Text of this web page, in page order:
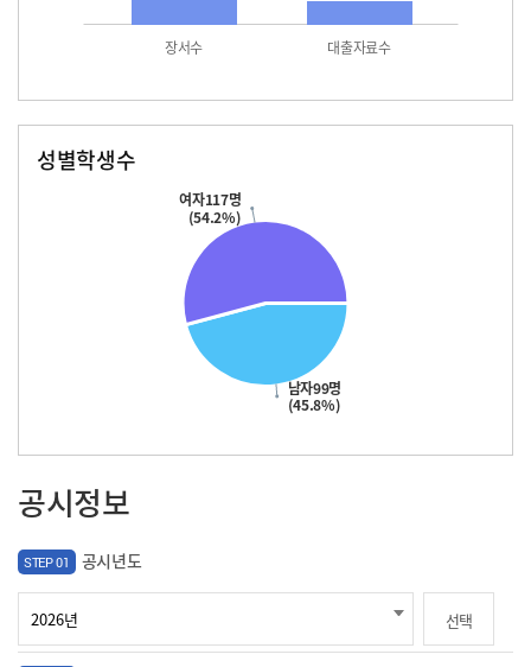
장서수 대출자료수
성별학생수
남자99명
(45.8%)
여자117명
(54.2%)
공시정보
STEP 01 공시년도
선택